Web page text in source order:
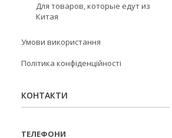
Для товаров, которые едут из
Китая
Умови використання
Політика конфіденційності
КОНТАКТИ